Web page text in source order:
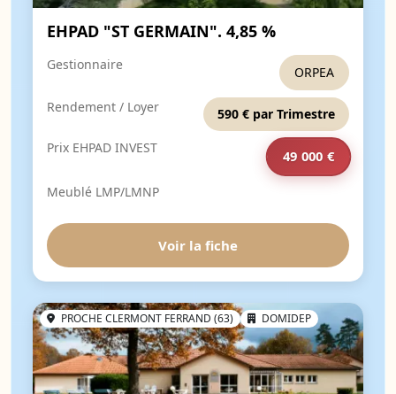
EHPAD "ST GERMAIN". 4,85 %
Gestionnaire ORPEA
Rendement / Loyer
590 € par Trimestre
Prix EHPAD INVEST
49 000 €
Meublé LMP/LMNP
Voir la fiche
PROCHE CLERMONT FERRAND (63) DOMIDEP